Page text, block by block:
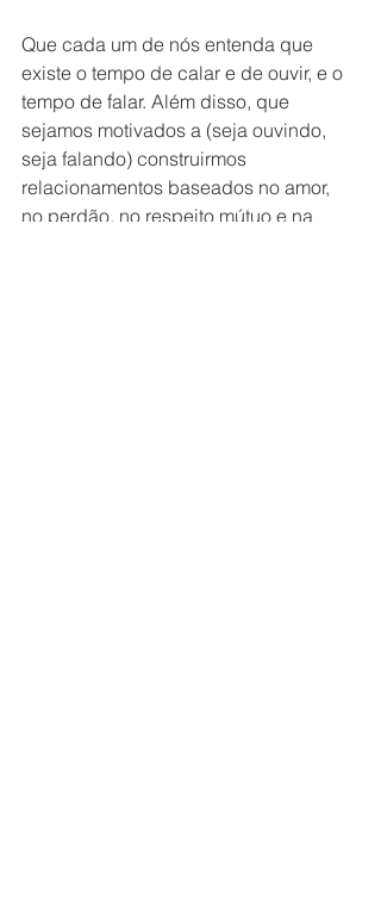
Que cada um de nós entenda que
existe o tempo de calar e de ouvir, e o
tempo de falar. Além disso, que
sejamos motivados a (seja ouvindo,
seja falando) construirmos
relacionamentos baseados no amor,
no perdão, no respeito mútuo e na